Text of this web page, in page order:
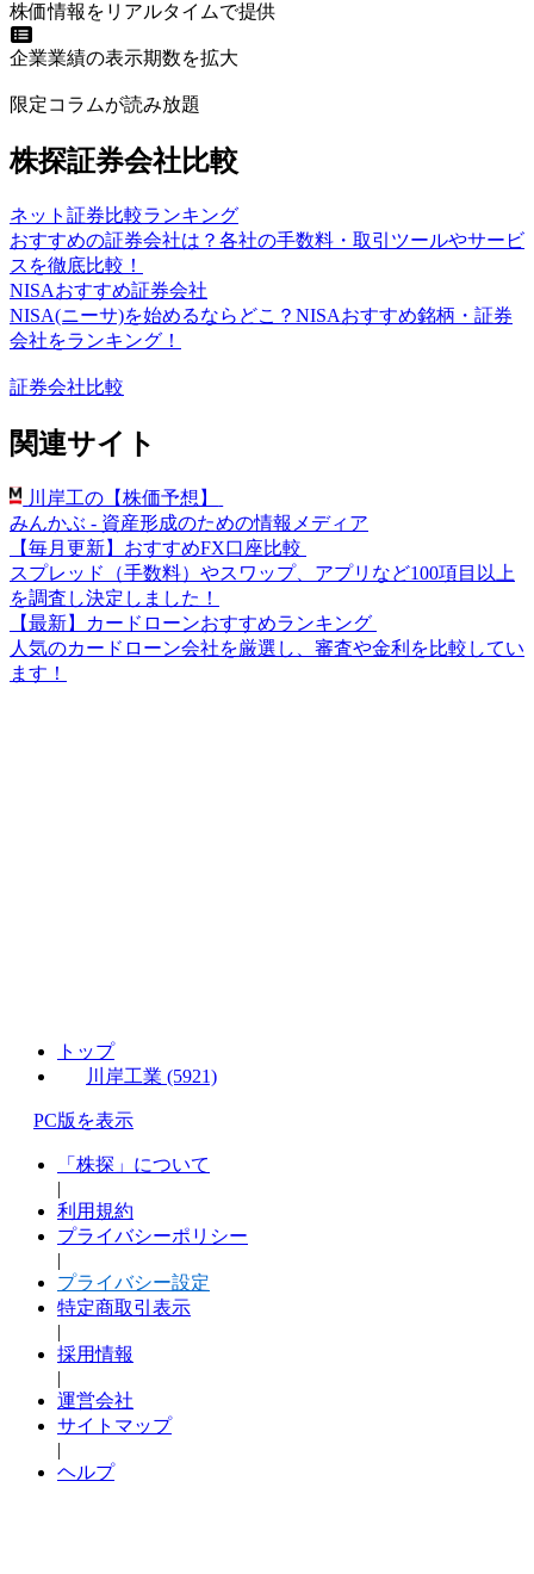
株価情報をリアルタイムで提供
企業業績の表示期数を拡大
限定コラムが読み放題
株探証券会社比較
ネット証券比較ランキング
おすすめの証券会社は？各社の手数料・取引ツールやサービ
スを徹底比較！
NISAおすすめ証券会社
NISA(ニーサ)を始めるならどこ？NISAおすすめ銘柄・証券
会社をランキング！
証券会社比較
関連サイト
川岸工の【株価予想】
みんかぶ - 資産形成のための情報メディア
【毎月更新】おすすめFX口座比較
スプレッド（手数料）やスワップ、アプリなど100項目以上
を調査し決定しました！
【最新】カードローンおすすめランキング
人気のカードローン会社を厳選し、審査や金利を比較してい
ます！
トップ
川岸工業 (5921)
PC版を表示
「株探」について
|
利用規約
プライバシーポリシー
|
プライバシー設定
特定商取引表示
|
採用情報
|
運営会社
サイトマップ
|
ヘルプ